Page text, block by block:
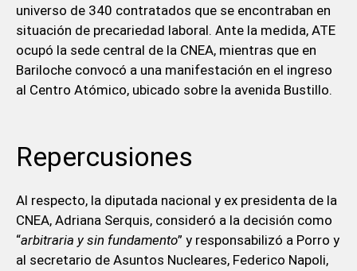
universo de 340 contratados que se encontraban en
situación de precariedad laboral. Ante la medida, ATE
ocupó la sede central de la CNEA, mientras que en
Bariloche convocó a una manifestación en el ingreso
al Centro Atómico, ubicado sobre la avenida Bustillo.
Repercusiones
Al respecto, la diputada nacional y ex presidenta de la
CNEA, Adriana Serquis, consideró a la decisión como
“arbitraria y sin fundamento” y responsabilizó a Porro y
al secretario de Asuntos Nucleares, Federico Napoli,